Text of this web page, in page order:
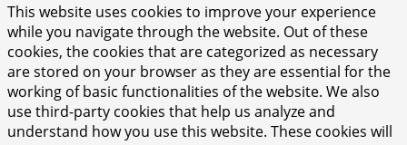
This website uses cookies to improve your experience
while you navigate through the website. Out of these
cookies, the cookies that are categorized as necessary
are stored on your browser as they are essential for the
working of basic functionalities of the website. We also
use third-party cookies that help us analyze and
understand how you use this website. These cookies will